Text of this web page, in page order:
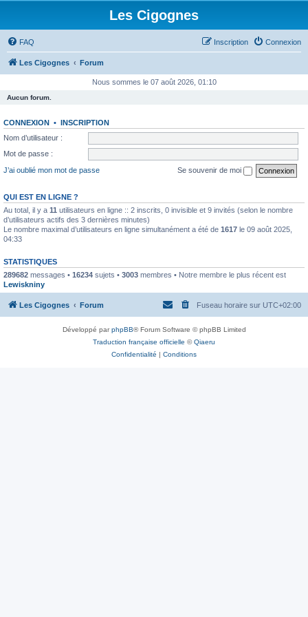
Les Cigognes
FAQ Connexion
Inscription
Les Cigognes Forum
Nous sommes le 07 août 2026, 01:10
Aucun forum.
CONNEXION • INSCRIPTION
Nom d’utilisateur :
Mot de passe :
J’ai oublié mon mot de passe
Se souvenir de moi
QUI EST EN LIGNE ?
Au total, il y a 11 utilisateurs en ligne :: 2 inscrits, 0 invisible et 9 invités (selon le nombre
d’utilisateurs actifs des 3 dernières minutes)
Le nombre maximal d’utilisateurs en ligne simultanément a été de 1617 le 09 août 2025,
04:33
STATISTIQUES
289682 messages • 16234 sujets • 3003 membres • Notre membre le plus récent est
Lewiskniny
Les Cigognes Forum Fuseau horaire sur UTC+02:00
Développé parphpBB® Forum Software © phpBB Limited
Traduction française officielle ©Qiaeru
Confidentialité | Conditions